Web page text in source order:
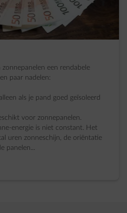
zonnepanelen een rendabele
paar nadelen:
als je pand goed geïsoleerd
voor zonnepanelen.
energie is niet constant. Het
uren zonneschijn, de oriëntatie
panelen...